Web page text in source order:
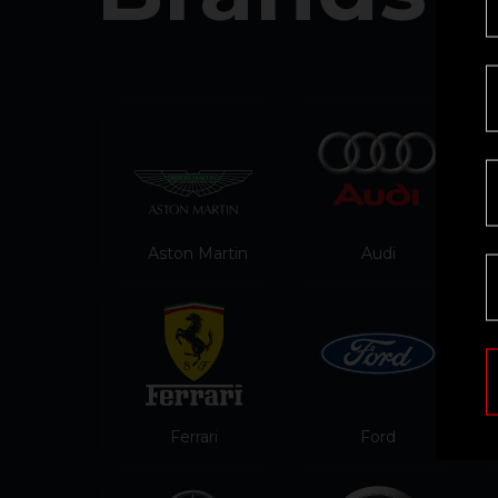
Ferrari
Aston Martin Audi
Ford